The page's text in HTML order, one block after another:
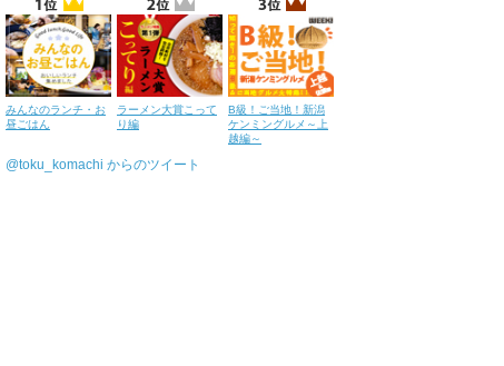
みんなのランチ・お
昼ごはん
ラーメン大賞こって
り編
B級！ご当地！新潟
ケンミングルメ～上
越編～
@toku_komachi からのツイート